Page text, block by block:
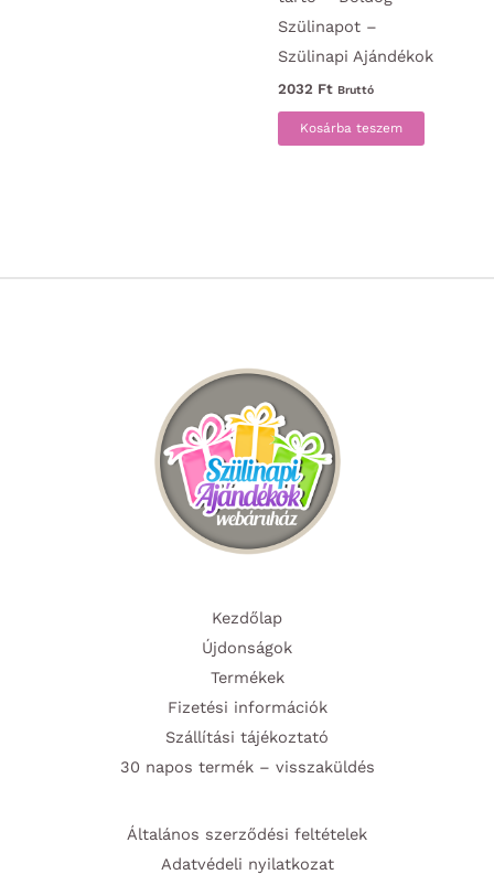
Szülinapot –
Szülinapi Ajándékok
2032 Ft Bruttó
Kosárba teszem
Kezdőlap
Újdonságok
Termékek
Fizetési információk
Szállítási tájékoztató
30 napos termék – visszaküldés
Általános szerződési feltételek
Adatvédeli nyilatkozat